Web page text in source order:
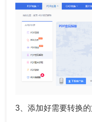
3、添加好需要转换